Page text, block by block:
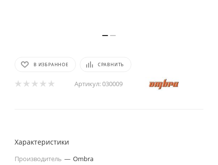
В ИЗБРАННОЕ СРАВНИТЬ
Артикул:030009
Характеристики
Производитель — Ombra